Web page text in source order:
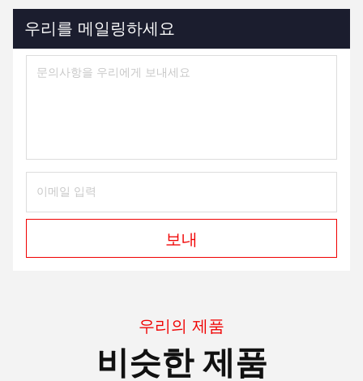
우리를 메일링하세요
보내
우리의 제품
비슷한 제품